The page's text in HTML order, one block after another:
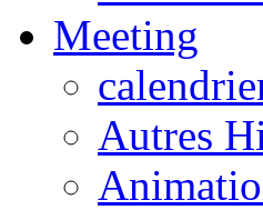
Meeting
Autres